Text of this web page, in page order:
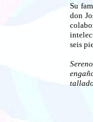
Su
don
seis